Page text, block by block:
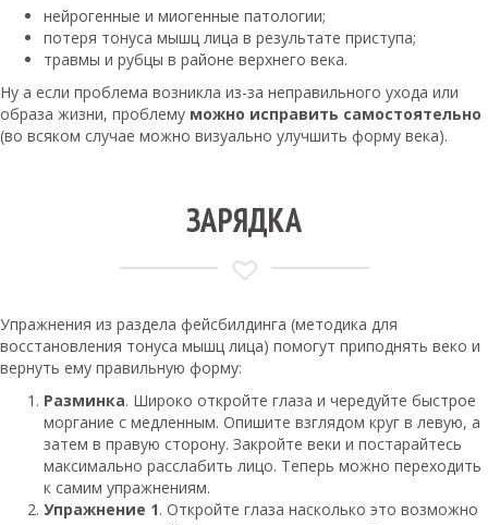
нейрогенные и миогенные патологии;
потеря тонуса мышц лица в результате приступа;
травмы и рубцы в районе верхнего века.
Ну а если проблема возникла из-за неправильного ухода или
образа жизни, проблему можно исправить самостоятельно
(во всяком случае можно визуально улучшить форму века).
ЗАРЯДКА
Упражнения из раздела фейсбилдинга (методика для
восстановления тонуса мышц лица) помогут приподнять веко и
вернуть ему правильную форму:
Разминка. Широко откройте глаза и чередуйте быстрое
моргание с медленным. Опишите взглядом круг в левую, а
затем в правую сторону. Закройте веки и постарайтесь
максимально расслабить лицо. Теперь можно переходить
к самим упражнениям.
Упражнение 1. Откройте глаза насколько это возможно